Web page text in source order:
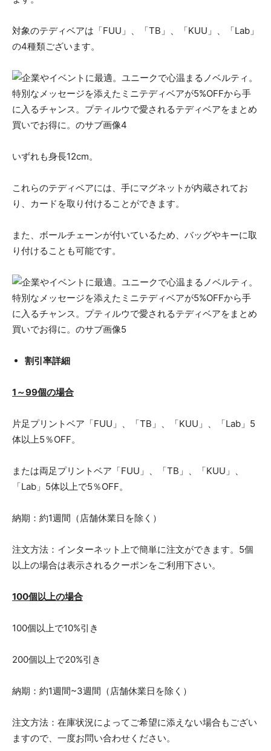
対象のテディベアは「FUU」、「TB」、「KUU」、「Lab」
の4種類ございます。
いずれも身長12cm。
これらのテディベアには、手にマグネットが内蔵されてお
り、カードを取り付けることができます。
また、ボールチェーンが付いているため、バッグやキーに取
り付けることも可能です。
割引率詳細
1～99個の場合
片足プリントベア「FUU」、「TB」、「KUU」、「Lab」5
体以上5％OFF。
または両足プリントベア「FUU」、「TB」、「KUU」、
「Lab」5体以上で5％OFF。
納期：約1週間（店舗休業日を除く）
注文方法：インターネット上で簡単に注文ができます。5個
以上の場合は表示されるクーポンをご利用下さい。
100個以上の場合
100個以上で10%引き
200個以上で20%引き
納期：約1週間~3週間（店舗休業日を除く）
注文方法：在庫状況によってご希望に添えない場合もござい
ますので、一度お問い合わせください。